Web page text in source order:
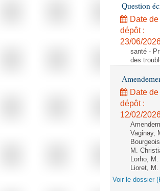
Question
Date de
dépôt :
23/06/
santé -
des
Date de
dépôt :
12/02/
Vaginay,
M.
Lorho,
Lioret,
Voir le dossier